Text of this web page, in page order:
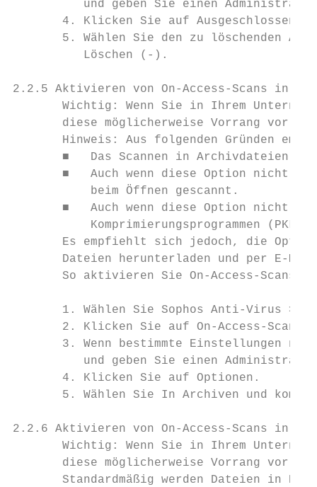
und geben Sie einen
4. Klicken Sie auf Ausgeschlossene
5. Wählen Sie den zu löschenden
          Löschen (-).
2.2.5 Aktivieren von On-Access-Scans in
Wichtig: Wenn Sie in Ihrem
diese möglicherweise Vorrang vor
Hinweis: Aus folgenden Gründen
■   Das Scannen in Archivdateien
■   Auch wenn diese Option nicht
           beim Öffnen gescannt.
■   Auch wenn diese Option nicht
Komprimierungsprogrammen
Es empfiehlt sich jedoch, die
Dateien herunterladen und per E-
So aktivieren Sie On-Access-Scans
1. Wählen Sie Sophos Anti-Virus >
       2. Klicken Sie auf On-Access-Scans.
3. Wenn bestimmte Einstellungen
und geben Sie einen
       4. Klicken Sie auf Optionen.
5. Wählen Sie In Archiven und
2.2.6 Aktivieren von On-Access-Scans in
Wichtig: Wenn Sie in Ihrem
diese möglicherweise Vorrang vor
Standardmäßig werden Dateien in